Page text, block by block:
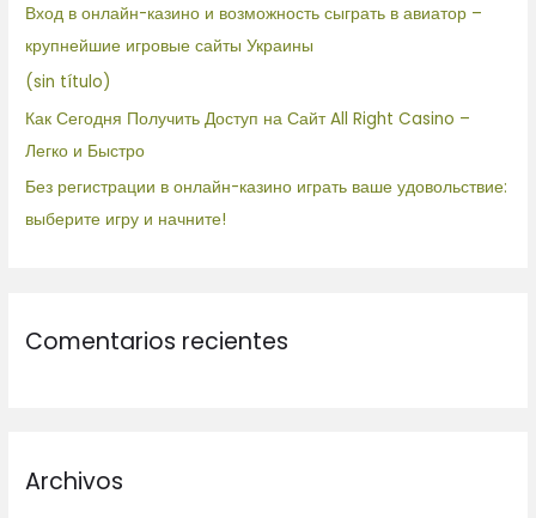
r
:
Вход в онлайн-казино и возможность сыграть в авиатор –
крупнейшие игровые сайты Украины
(sin título)
Как Сегодня Получить Доступ на Сайт All Right Casino –
Легко и Быстро
Без регистрации в онлайн-казино играть ваше удовольствие:
выберите игру и начните!
Comentarios recientes
Archivos